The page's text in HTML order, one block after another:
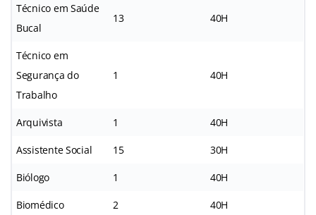
Técnico em Saúde
Bucal
13 40H
Técnico em
Segurança do
Trabalho
1 40H
Arquivista 1 40H
Assistente Social 15 30H
Biólogo 1 40H
Biomédico 2 40H